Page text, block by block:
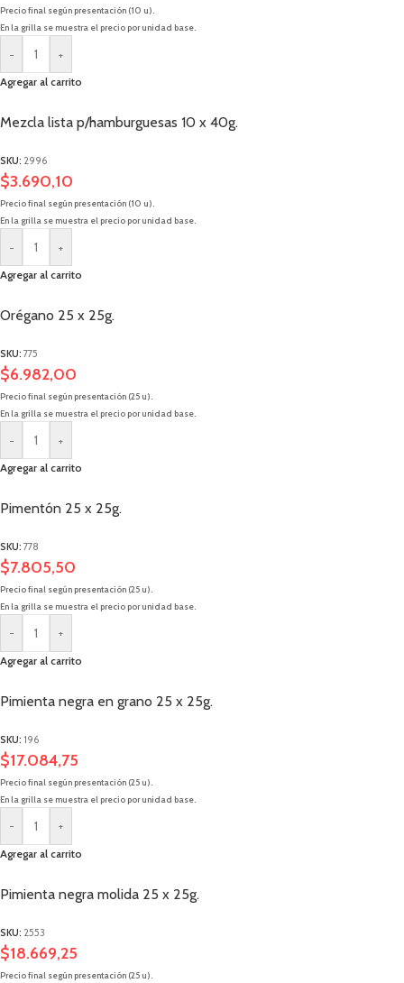
Precio final según presentación (10 u).
En la grilla se muestra el precio por unidad base.
- +
Agregar al carrito
Mezcla lista p/hamburguesas 10 x 40g.
SKU: 2996
$3.690,10
Precio final según presentación (10 u).
En la grilla se muestra el precio por unidad base.
- +
Agregar al carrito
Orégano 25 x 25g.
SKU: 775
$6.982,00
Precio final según presentación (25 u).
En la grilla se muestra el precio por unidad base.
- +
Agregar al carrito
Pimentón 25 x 25g.
SKU: 778
$7.805,50
Precio final según presentación (25 u).
En la grilla se muestra el precio por unidad base.
- +
Agregar al carrito
Pimienta negra en grano 25 x 25g.
SKU: 196
$17.084,75
Precio final según presentación (25 u).
En la grilla se muestra el precio por unidad base.
- +
Agregar al carrito
Pimienta negra molida 25 x 25g.
SKU: 2553
$18.669,25
Precio final según presentación (25 u).